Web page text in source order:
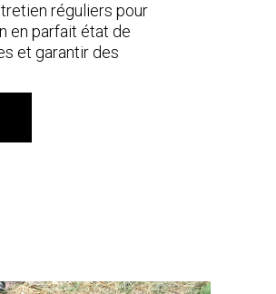
réguliers pour
en parfait état de
et garantir des